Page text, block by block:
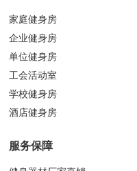
家庭健身房
企业健身房
单位健身房
工会活动室
学校健身房
酒店健身房
服务保障